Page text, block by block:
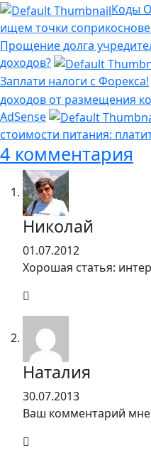
Коды
ищем точки
Прощение долга
доходов?
Заплати налоги с Форекса!
доходов от размещения
AdSense
стоимости питания:
4 комментария
Николай
01.07.2012
Хорошая статья:
Наталия
30.07.2013
Ваш комментарий мне